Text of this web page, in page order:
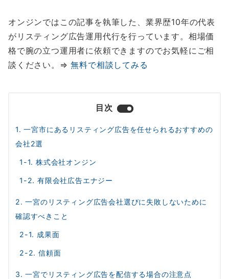
オンジンではこの記事を執筆した、業界歴10年の代表
がリスティング広告運用代行を行っています。相場価
格で腕の立つ運用者に依頼できますのでお気軽にご相
談ください。⇒無料で相談してみる
目次
1. 一宮市にあるリスティング広告を任せられるおすすめの
会社2選
1-1. 株式会社オンジン
1-2. 有限会社広告エナジー
2. 一宮のリスティング広告会社選びに失敗しないために
確認すべきこと
2-1. 成果面
2-2. 信頼面
3. 一宮でリスティング広告を配信する場合の注意点